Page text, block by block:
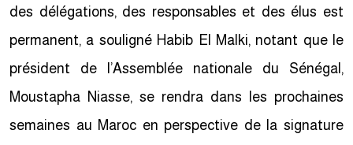
des délégations, des responsables et des élus est
permanent, a souligné Habib El Malki, notant que le
président de l’Assemblée nationale du Sénégal,
Moustapha Niasse, se rendra dans les prochaines
semaines au Maroc en perspective de la signature